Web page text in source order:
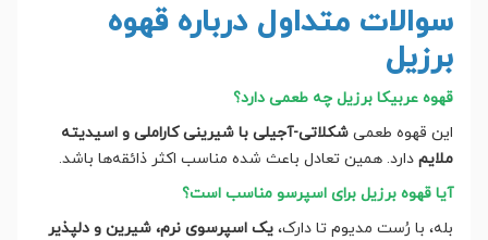
سوالات متداول درباره قهوه
برزیل
قهوه عربیکا برزیل چه طعمی دارد؟
این قهوه طعمی شکلاتی-آجیلی با شیرینی کاراملی و اسیدیته
ملایم دارد. همین تعادل باعث شده مناسب اکثر ذائقه‌ها باشد.
آیا قهوه برزیل برای اسپرسو مناسب است؟
بله، با رُست مدیوم تا دارک، یک اسپرسوی نرم، شیرین و دلپذیر